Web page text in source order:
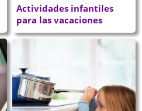
Actividades infantiles
para las vacaciones